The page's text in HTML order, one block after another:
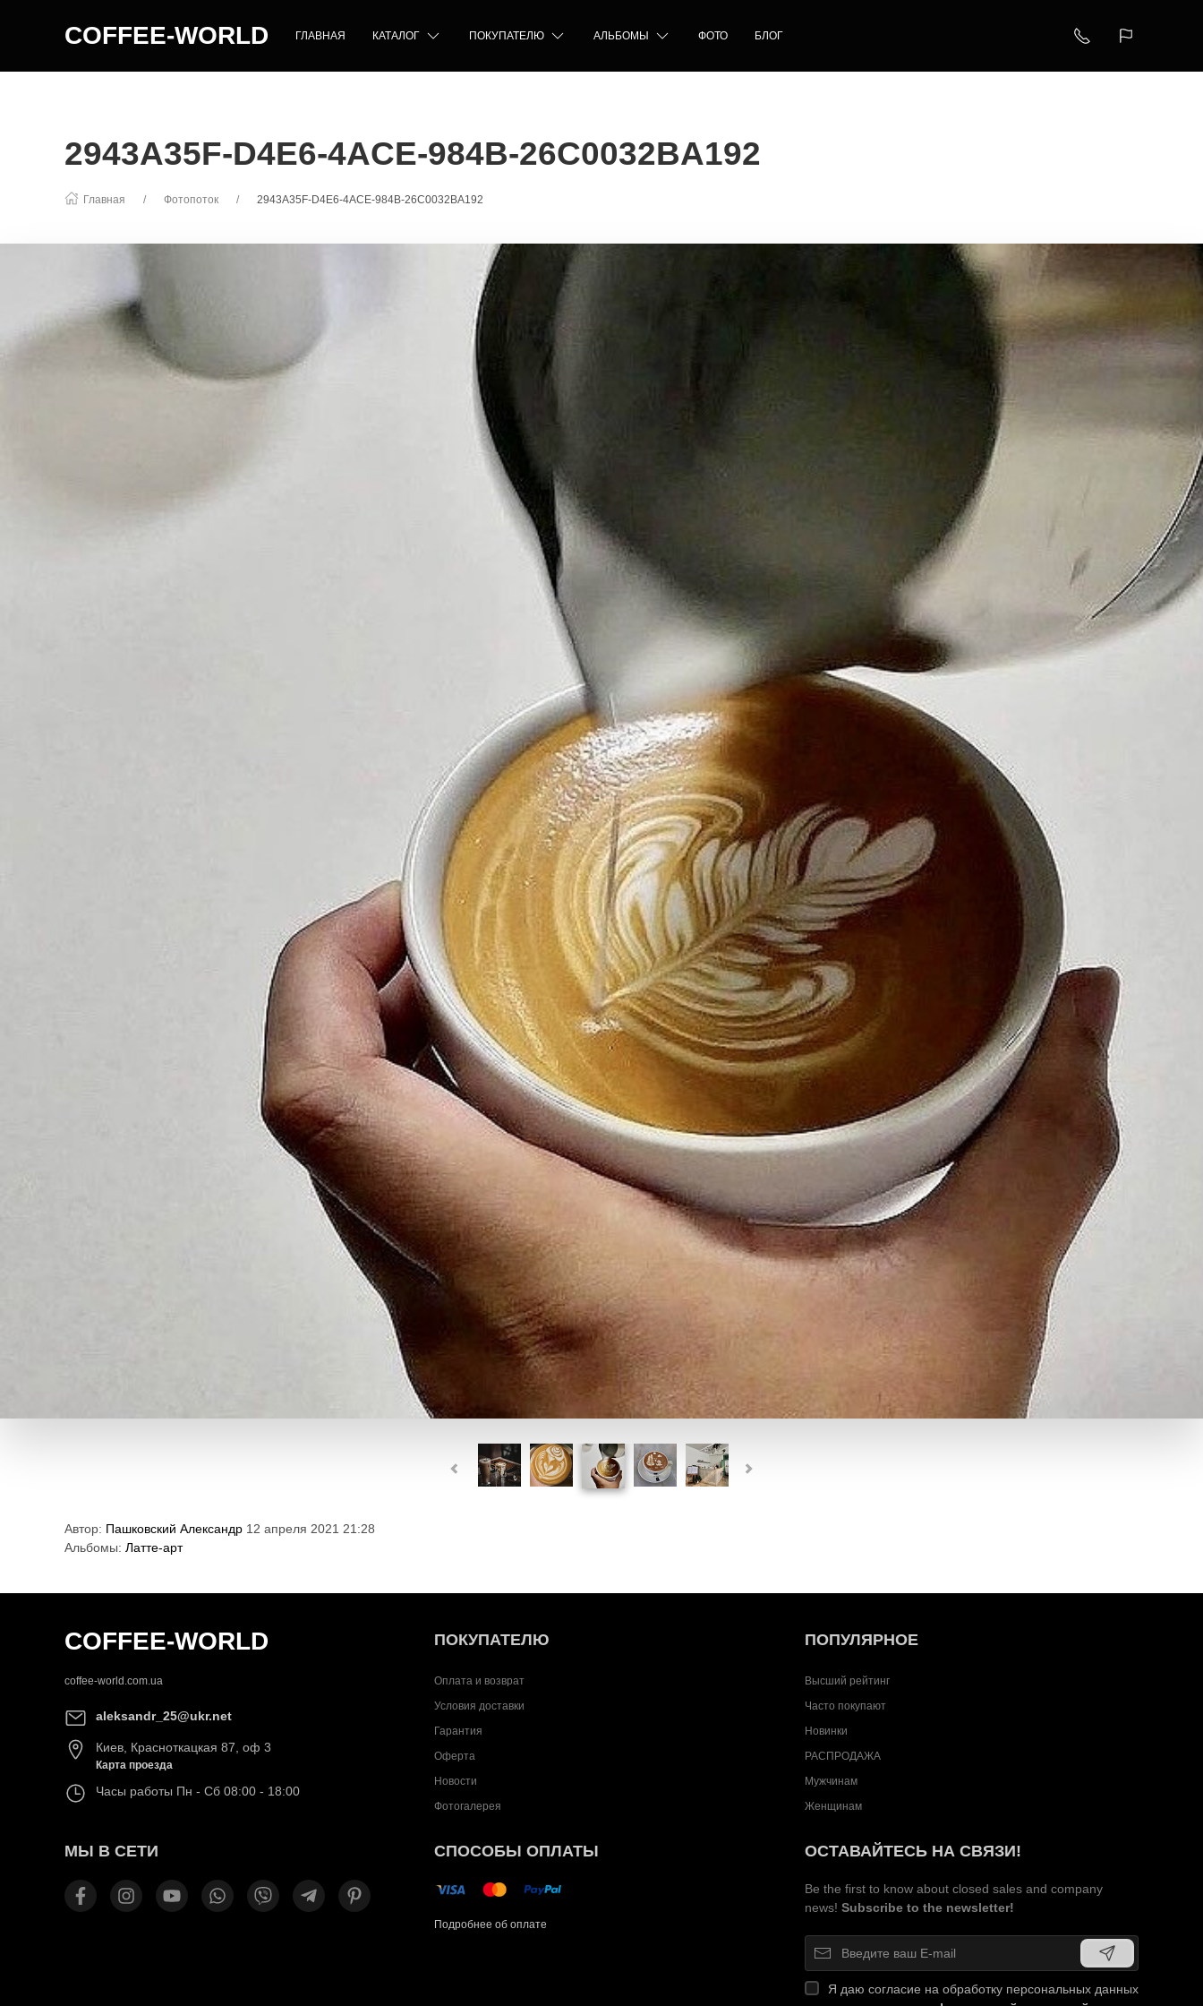
COFFEE-WORLD ГЛАВНАЯ КАТАЛОГ ПОКУПАТЕЛЮ АЛЬБОМЫ ФОТО БЛОГ
2943A35F-D4E6-4ACE-984B-26C0032BA192
Главная Фотопоток 2943A35F-D4E6-4ACE-984B-26C0032BA192
Автор: Пашковский Александр 12 апреля 2021 21:28
Альбомы: Латте-арт
COFFEE-WORLD
coffee-world.com.ua
aleksandr_25@ukr.net
Киев Красноткацкая 87, оф 3
Карта проезда
Часы работы Пн - Сб 08:00 - 18:00
ПОКУПАТЕЛЮ
Оплата и возврат
Условия доставки
Гарантия
Оферта
Новости
Фотогалерея
ПОПУЛЯРНОЕ
Высший рейтинг
Часто покупают
Новинки
РАСПРОДАЖА
Мужчинам
Женщинам
МЫ В СЕТИ СПОСОБЫ ОПЛАТЫ
Подробнее об оплате
ОСТАВАЙТЕСЬ НА СВЯЗИ!
Be the first to know about closed sales and company
news! Subscribe to the newsletter!
Я даю согласие на обработку персональных данных